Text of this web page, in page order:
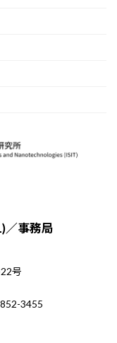
／事務局
号
3455